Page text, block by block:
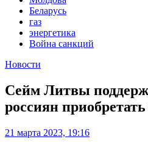
Беларусь
газ
энергетика
Война санкций
Новости
Сейм Литвы
россиян
21 марта 2023, 19:16